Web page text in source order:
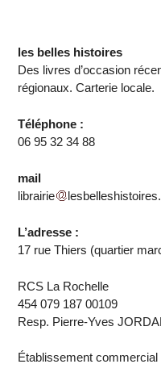
les belles histoires
Des livres d’occasion
régionaux. Carterie locale.
Téléphone :
06 95 32 34 88
mail
librairie
L’adresse :
17 rue Thiers (quartier
RCS La Rochelle
454 079 187 00109
Resp. Pierre-Yves
Établissement commercial